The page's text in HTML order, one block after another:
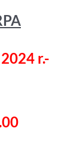
r.-